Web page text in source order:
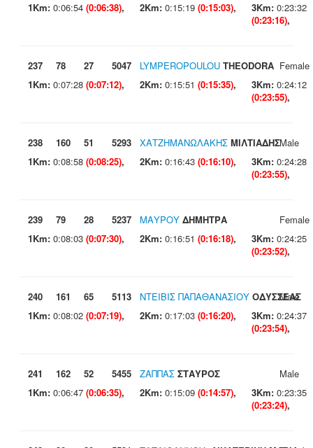
1Km: 0:06:54 (0:06:38), 2Km: 0:15:19 (0:15:03), 3Km: 0:23:32
(0:23:16),
237 78 27 5047 LYMPEROPOULOU THEODORA Female
1Km: 0:07:28 (0:07:12), 2Km: 0:15:51 (0:15:35), 3Km: 0:24:12
(0:23:55),
238 160 51 5293 ΧΑΤΖΗΜΑΝΩΛΑΚΗΣ ΜΙΛΤΙΑΔΗΣMale
1Km: 0:08:58 (0:08:25), 2Km: 0:16:43 (0:16:10), 3Km: 0:24:28
(0:23:55),
239 79 28 5237 ΜΑΥΡΟΥ ΔΗΜΗΤΡΑ
Female
1Km: 0:08:03 (0:07:30), 2Km: 0:16:51 (0:16:18), 3Km: 0:24:25
(0:23:52),
240 161 65 5113 ΝΤΕΙΒΙΣ ΠΑΠΑΘΑΝΑΣΙΟΥ ΟΔΥΣΣΕΑΣ
Male
1Km: 0:08:02 (0:07:19), 2Km: 0:17:03 (0:16:20), 3Km: 0:24:37
(0:23:54),
241 162 52 5455 ΖΑΠΠΑΣ ΣΤΑΥΡΟΣ
Male
1Km: 0:06:47 (0:06:35), 2Km: 0:15:09 (0:14:57), 3Km: 0:23:35
(0:23:24),